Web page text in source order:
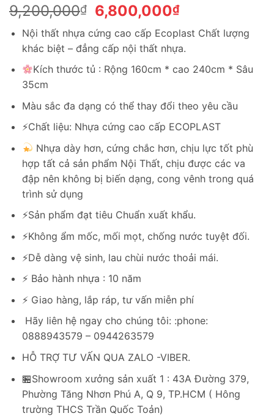
9,200,000₫
Giá
gốc
là:
9,200,000₫.
6,800,000₫Giá
tại
là:
6,800,000₫.
Nội thất nhựa cứng cao cấp Ecoplast Chất lượng
khác biệt – đẳng cấp nội thất nhựa.
Kích thước tủ : Rộng 160cm * cao 240cm * Sâu
35cm
Màu sắc đa dạng có thể thay đổi theo yêu cầu
⚡️Chất liệu: Nhựa cứng cao cấp ECOPLAST
Nhựa dày hơn, cứng chắc hơn, chịu lực tốt phù
hợp tất cả sản phẩm Nội Thất, chịu được các va
đập nên không bị biến dạng, cong vênh trong quá
trình sử dụng
⚡️Sản phẩm đạt tiêu Chuẩn xuất khẩu.
⚡️Không ẩm mốc, mối mọt, chống nước tuyệt đối.
⚡️Dễ dàng vệ sinh, lau chùi nước thoải mái.
⚡️ Bảo hành nhựa : 10 năm
⚡️ Giao hàng, lắp ráp, tư vấn miễn phí
Hãy liên hệ ngay cho chúng tôi: :phone:
0888943579 – 0944263579
HỖ TRỢ TƯ VẤN QUA ZALO -VIBER.
🏪Showroom xưởng sản xuất 1 : 43A Đường 379,
Phường Tăng Nhơn Phú A, Q 9, TP.HCM ( Hông
trường THCS Trần Quốc Toản)